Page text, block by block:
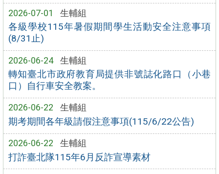
2026-07-01 生輔組
各級學校115年暑假期間學生活動安全注意事項
(8/31止)
2026-06-24 生輔組
轉知臺北市政府教育局提供非號誌化路口（小巷
口）自行車安全教案。
2026-06-22 生輔組
期考期間各年級請假注意事項(115/6/22公告)
2026-06-22 生輔組
打詐臺北隊115年6月反詐宣導素材